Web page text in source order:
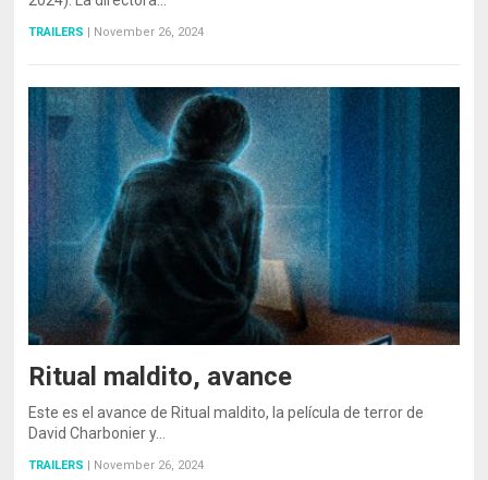
TRAILERS | November 26, 2024
Ritual maldito, avance
Este es el avance de Ritual maldito, la película de terror de
David Charbonier y…
TRAILERS November 26, 2024